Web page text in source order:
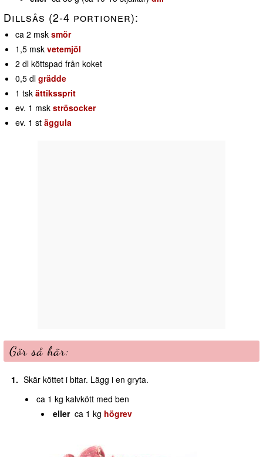
Dillsås (2-4 portioner):
ca 2 msk smör
1,5 msk vetemjöl
2 dl köttspad från koket
0,5 dl grädde
1 tsk ättikssprit
ev. 1 msk strösocker
ev. 1 st äggula
Gör så här:
Skär köttet i bitar. Lägg i en gryta.
ca 1 kg kalvkött med ben
ellerca 1 kg högrev